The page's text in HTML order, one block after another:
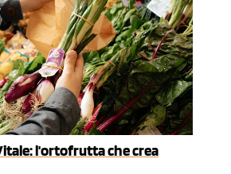
l'ortofrutta che crea